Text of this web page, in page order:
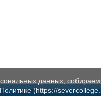
данных,
(https://